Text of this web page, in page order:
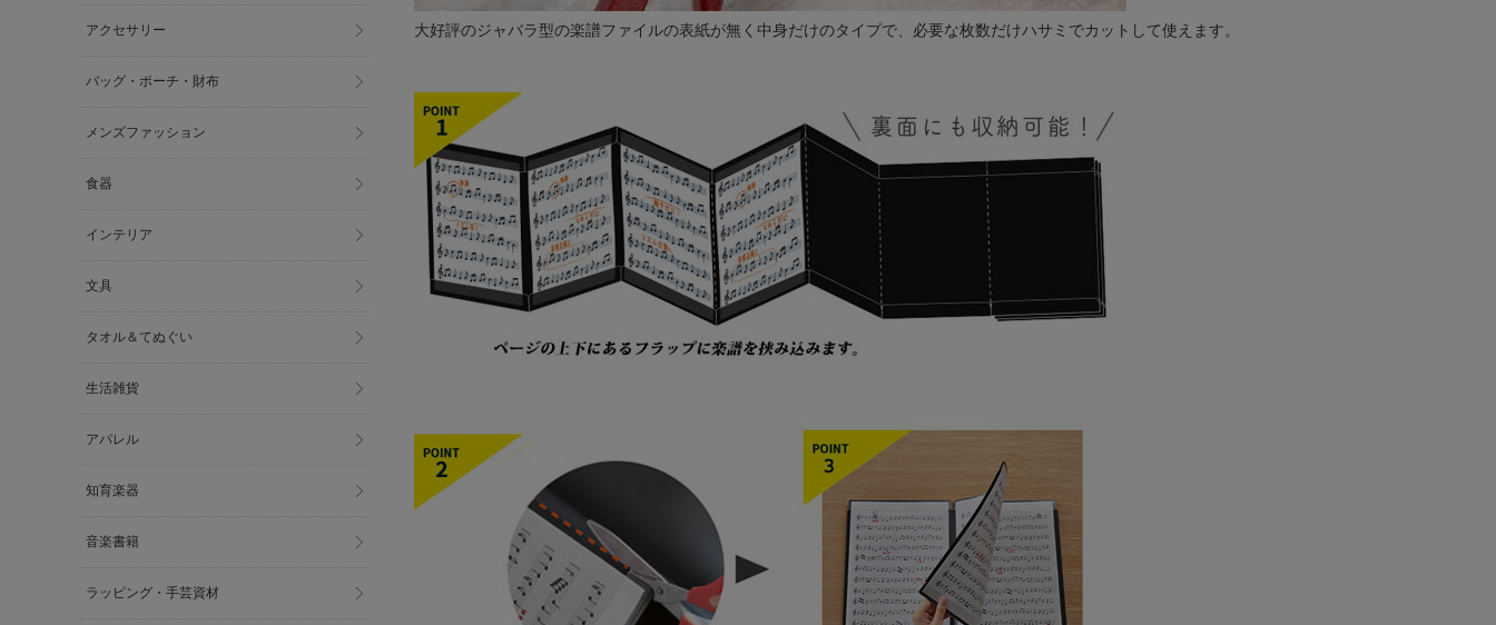
大好評のジャバラ型の楽譜ファイルの表紙が無く中身だけのタイプで、必要な枚数だけハサミでカットして使えます。
アクセサリー
バッグ・ポーチ・財布
メンズファッション
食器
インテリア
文具
タオル＆てぬぐい
生活雑貨
アパレル
知育楽器
音楽書籍
ラッピング・手芸資材